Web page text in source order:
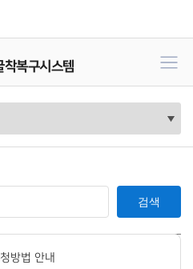
착복구시스템
검색
방법 안내